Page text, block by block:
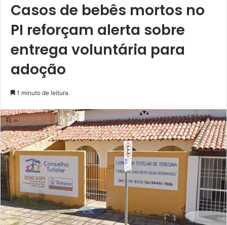
Casos de bebês mortos no
PI reforçam alerta sobre
entrega voluntária para
adoção
1 minuto de leitura